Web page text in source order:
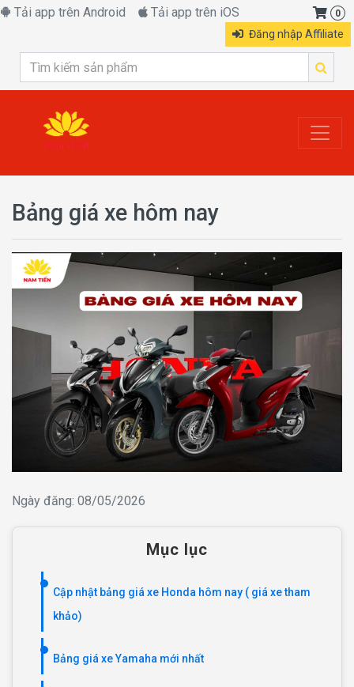
Tải app trên Android Tải app trên iOS
Đăng nhập Affiliate
0
Bảng giá xe hôm nay
Ngày đăng: 08/05/2026
Mục lục
Cập nhật bảng giá xe Honda hôm nay ( giá xe tham
khảo)
Bảng giá xe Yamaha mới nhất